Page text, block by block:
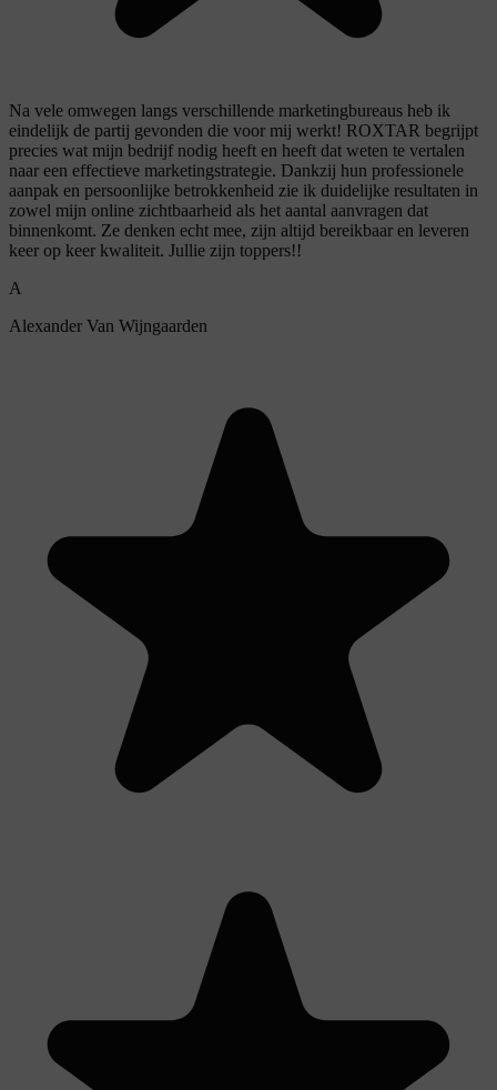
Na vele omwegen langs verschillende marketingbureaus heb ik
eindelijk de partij gevonden die voor mij werkt! ROXTAR begrijpt
precies wat mijn bedrijf nodig heeft en heeft dat weten te vertalen
naar een effectieve marketingstrategie. Dankzij hun professionele
aanpak en persoonlijke betrokkenheid zie ik duidelijke resultaten in
zowel mijn online zichtbaarheid als het aantal aanvragen dat
binnenkomt. Ze denken echt mee, zijn altijd bereikbaar en leveren
keer op keer kwaliteit. Jullie zijn toppers!!
A
Alexander Van Wijngaarden